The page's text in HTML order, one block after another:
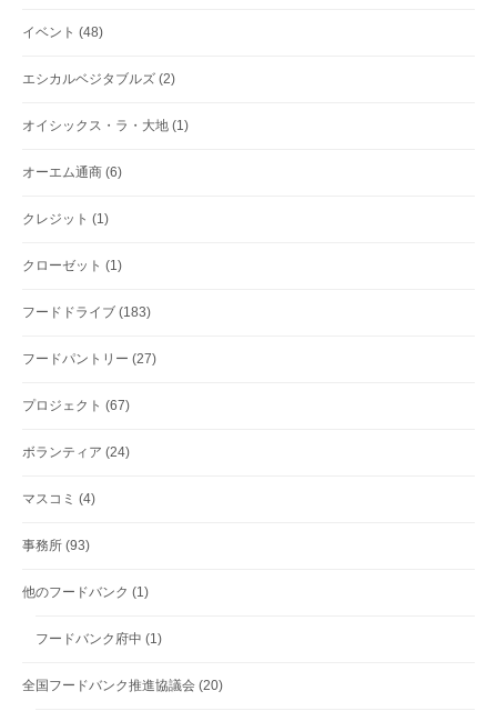
イベント (48)
エシカルベジタブルズ (2)
オイシックス・ラ・大地 (1)
オーエム通商 (6)
クレジット (1)
クローゼット (1)
フードドライブ (183)
フードパントリー (27)
プロジェクト (67)
ボランティア (24)
マスコミ (4)
事務所 (93)
他のフードバンク (1)
フードバンク府中 (1)
全国フードバンク推進協議会 (20)